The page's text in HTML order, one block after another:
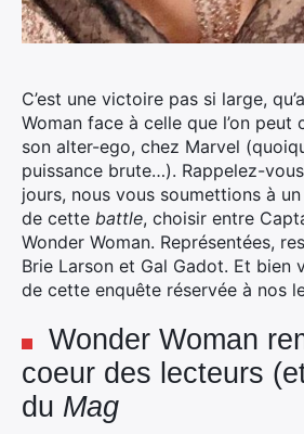
C’est une victoire pas si large,
Woman face à celle que l’on peut
son alter-ego, chez Marvel
puissance brute…). Rappelez-
jours, nous vous soumettions à
de cette battle, choisir entre
Wonder Woman. Représentées,
Brie Larson et Gal Gadot. Et bien
de cette enquête réservée à nos
Wonder Woman
coeur des lecteurs
du Mag